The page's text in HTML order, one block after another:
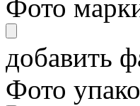
Фото
добавить
Фото